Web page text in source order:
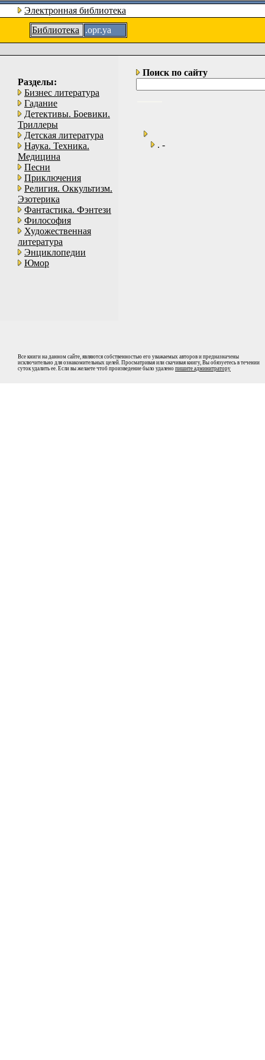
Электронная библиотека
Библиотека
.орг.уа
Разделы:
Бизнес литература
Гадание
Детективы. Боевики.
Триллеры
Детская литература
Наука. Техника.
Медицина
Песни
Приключения
Религия. Оккультизм.
Эзотерика
Фантастика. Фэнтези
Философия
Художественная
литература
Энциклопедии
Юмор
Поиск по сайту
. -
Все книги на данном сайте, являются собственностью его уважаемых авторов и предназначены
исключительно для ознакомительных целей. Просматривая или скачивая книгу, Вы обязуетесь в течении
суток удалить ее. Если вы желаете чтоб произведение было удалено пишите админитратору